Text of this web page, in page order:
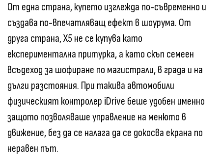
От една страна, купето изглежда по-съвременно и
създава по-впечатляващ ефект в шоурума. От
друга страна, X5 не се купува като
експериментална притурка, а като скъп семеен
всъдеход за шофиране по магистрали, в града и на
дълги разстояния. При такива автомобили
физическият контролер iDrive беше удобен именно
защото позволяваше управление на менюто в
движение, без да се налага да се докосва екрана по
неравен път.